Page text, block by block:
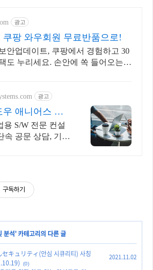
광고
쿠팡 와우회원 무료반품으로!
안업데이트, 쿠팡에서 경험하고 30
도 누리세요. 손안에 쏙 들어오는
광고
애니어스 고
IT 파트너
용 S/W 전문 컨설
속 공문 상담, 기술
구독하기
분석' 카테고리의 다른 글
キュリティ(안심 시큐리티) 사칭
(0)
2021.11.02